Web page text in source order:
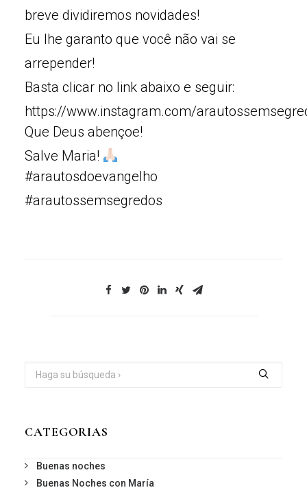
breve dividiremos novidades!
Eu lhe garanto que você não vai se
arrepender!
Basta clicar no link abaixo e seguir:
https://www.instagram.com/
Que Deus abençoe!
Salve Maria!
#arautosdoevangelho
#arautossemsegredos
CATEGORIAS
Buenas noches
Buenas Noches con María